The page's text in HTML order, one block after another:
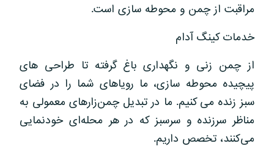
مراقبت از چمن و محوطه سازی است.
خدمات کینگ آدام
از چمن زنی و نگهداری باغ گرفته تا طراحی های
پیچیده محوطه سازی، ما رویاهای شما را در فضای
سبز زنده می کنیم. ما در تبدیل چمن‌زارهای معمولی به
مناظر سرزنده و سرسبز که در هر محله‌ای خودنمایی
می‌کنند، تخصص داریم.